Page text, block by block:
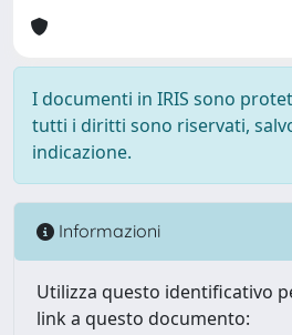
I documenti in IRIS sono
tutti i diritti sono riservati,
indicazione.
Informazioni
Utilizza questo identificativo
link a questo documento: